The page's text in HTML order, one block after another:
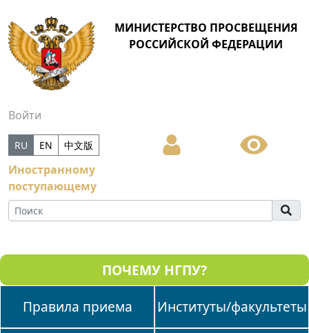
МИНИСТЕРСТВО ПРОСВЕЩЕНИЯ
РОССИЙСКОЙ ФЕДЕРАЦИИ
Войти
Иностранному
поступающему
RU EN 中文版
ПОЧЕМУ НГПУ?
Правила приема
Институты/факультеты